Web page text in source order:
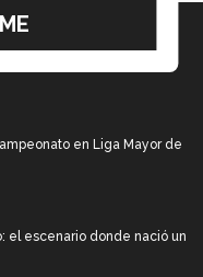
en Liga Mayor de
el escenario donde nació un